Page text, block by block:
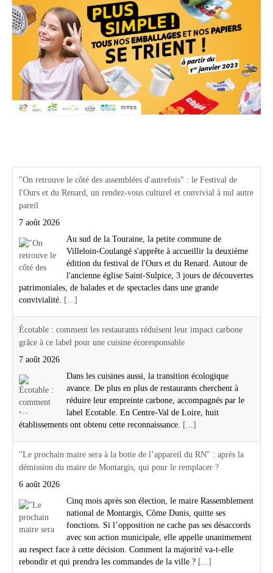
"On retrouve le côté des assemblées d'autrefois" : le Festival de
l'Ours et du Renard, un rendez-vous culturel et convivial à nul autre
pareil
7 août 2026
Au sud de la Touraine, la petite commune de
Villeloin-Coulangé s'apprête à accueillir la deuxième
édition du festival de l'Ours et du Renard. Autour de
l'ancienne église Saint-Sulpice, 3 jours de découvertes
patrimoniales, de balades et de spectacles dans une grande
convivialité. [...]
Écotable : comment les restaurants réduisent leur impact carbone
grâce à ce label pour une cuisine écoresponsable
7 août 2026
Dans les cuisines aussi, la transition écologique
avance. De plus en plus de restaurants cherchent à
réduire leur empreinte carbone, accompagnés par le
label Ecotable. En Centre-Val de Loire, huit
établissements ont obtenu cette reconnaissance. [...]
"Le prochain maire sera à la botte de l’appareil du RN" : après la
démission du maire de Montargis, qui pour le remplacer ?
6 août 2026
Cinq mois après son élection, le maire Rassemblement
national de Montargis, Côme Dunis, quitte ses
fonctions. Si l’opposition ne cache pas ses désaccords
avec son action municipale, elle appelle unanimement
au respect face à cette décision. Comment la majorité va-t-elle
rebondir et qui prendra les commandes de la ville ? [...]